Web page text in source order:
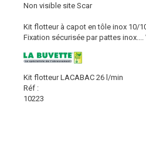
Non visible site Scar
Kit flotteur à capot en tôle inox 10/
Fixation sécurisée par pattes inox....
Kit flotteur LACABAC 26 l/min
Réf :
10223